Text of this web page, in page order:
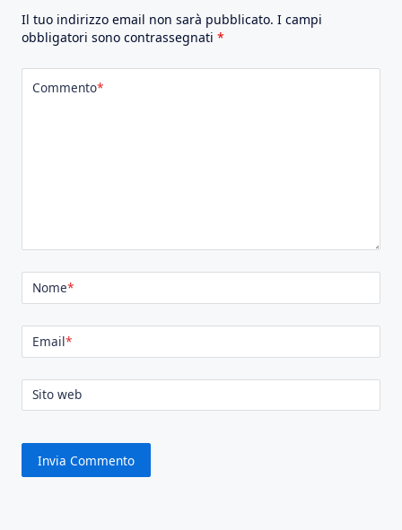
Il tuo indirizzo email non sarà pubblicato. I campi
obbligatori sono contrassegnati *
Commento*
Nome*
Email*
Sito web